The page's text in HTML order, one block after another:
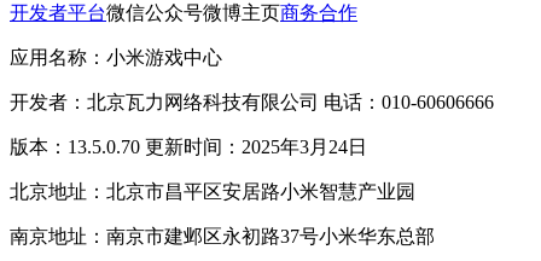
开发者平台微信公众号微博主页商务合作
应用名称：小米游戏中心
开发者：北京瓦力网络科技有限公司 电话：010-60606666
版本：13.5.0.70 更新时间：2025年3月24日
北京地址：北京市昌平区安居路小米智慧产业园
南京地址：南京市建邺区永初路37号小米华东总部